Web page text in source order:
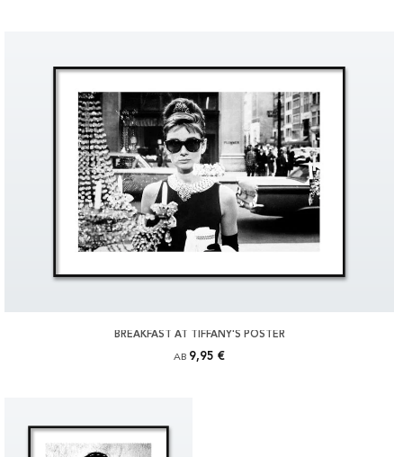
BREAKFAST AT TIFFANY'S POSTER
AB 9,95 €